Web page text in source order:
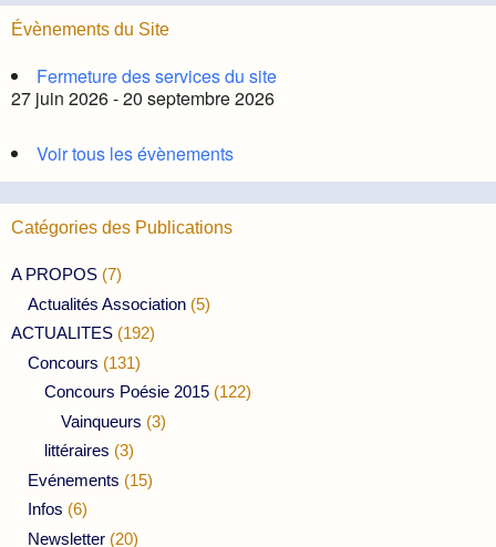
Évènements du Site
Fermeture des services du site
27 juin 2026 - 20 septembre 2026
Voir tous les évènements
Catégories des Publications
A PROPOS (7)
Actualités Association (5)
ACTUALITES (192)
Concours (131)
Concours Poésie 2015 (122)
Vainqueurs (3)
littéraires (3)
Evénements (15)
Infos (6)
Newsletter (20)